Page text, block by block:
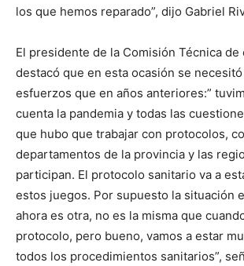
los que hemos reparado”, dijo Gabriel
El presidente de la Comisión Técnica de
destacó que en esta ocasión se
esfuerzos que en años anteriores:”
cuenta la pandemia y todas las
que hubo que trabajar con protocolos,
departamentos de la provincia y las
participan. El protocolo sanitario va a
estos juegos. Por supuesto la situación
ahora es otra, no es la misma que
protocolo, pero bueno, vamos a estar
todos los procedimientos sanitarios”,